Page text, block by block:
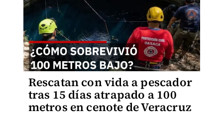
Rescatan con vida a pescador
tras 15 días atrapado a 100
metros en cenote de Veracruz